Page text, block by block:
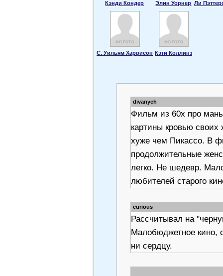
Кэнди Кондер Элин Уорнер Ли
С. Уильям Харрисон Кэти Коллинз
divanych
Фильм из 60х про
картины кровью своих
хуже чем Пикассо. В
продолжительные
легко. Не шедевр.
любителей старого
curious
Рассчитывал на
Малобюджетное кино,
ни сердцу.